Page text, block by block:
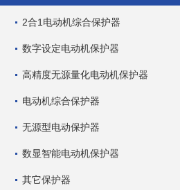
2合1电动机综合保护器
数字设定电动机保护器
高精度无源量化电动机保护器
电动机综合保护器
无源型电动保护器
数显智能电动机保护器
其它保护器